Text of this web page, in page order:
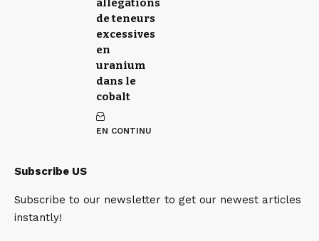
allégations
de teneurs
excessives
en
uranium
dans le
cobalt
EN CONTINU
Subscribe US
Subscribe to our newsletter to get our newest articles
instantly!